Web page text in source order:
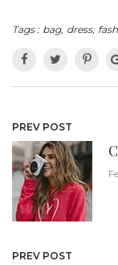
Tags : bag, dress,
PREV POST
PREV POST